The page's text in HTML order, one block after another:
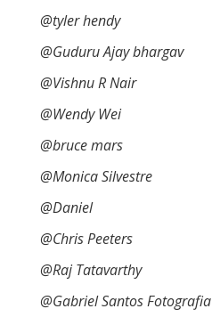
@tyler hendy
@Guduru Ajay bhargav
@Vishnu R Nair
@Wendy Wei
@bruce mars
@Monica Silvestre
@Daniel
@Chris Peeters
@Raj Tatavarthy
@Gabriel Santos Fotografia